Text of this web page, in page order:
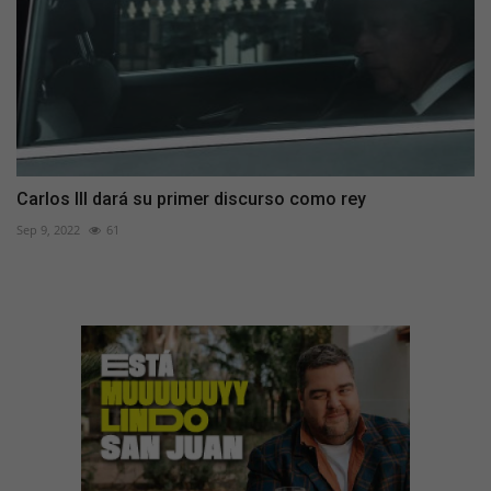
Carlos III dará su primer discurso como rey
Sep 9, 2022 61